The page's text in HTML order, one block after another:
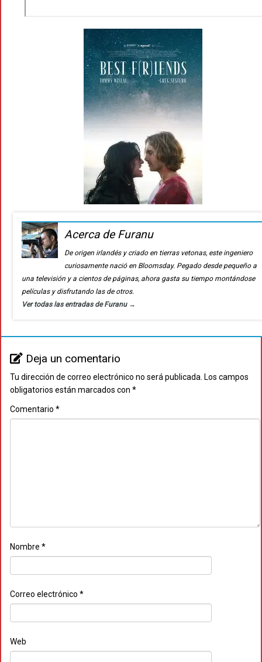
Acerca de Furanu
De origen irlandés y criado en tierras vetonas, este ingeniero
curiosamente nació en Bloomsday. Pegado desde pequeño a
una televisión y a cientos de páginas, ahora gasta su tiempo montándose
películas y disfrutando las de otros.
Ver todas las entradas de Furanu →
Deja un comentario
Tu dirección de correo electrónico no será publicada. Los campos
obligatorios están marcados con *
Comentario *
Nombre *
Correo electrónico *
Web